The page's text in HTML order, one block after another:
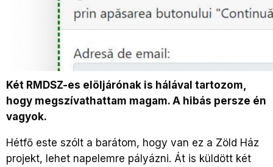
Két RMDSZ-es elöljárónak is hálával tartozom,
hogy megszívathattam magam. A hibás persze én
vagyok.
Hétfő este szólt a barátom, hogy van ez a Zöld Ház
projekt, lehet napelemre pályázni. Át is küldött két